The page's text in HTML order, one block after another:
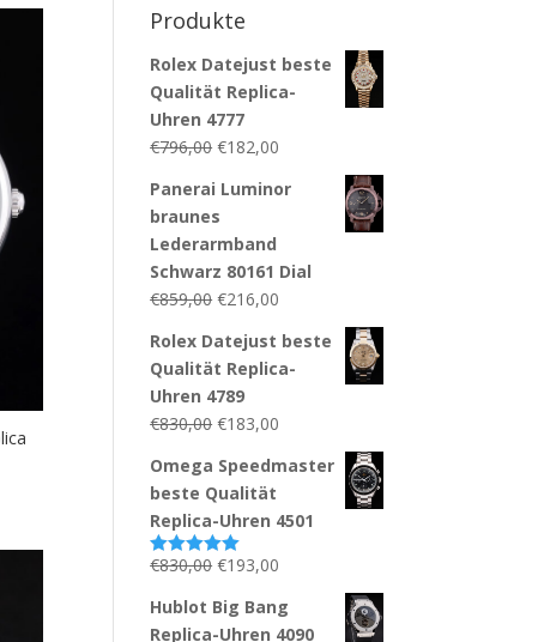
Produkte
Rolex Datejust beste
Qualität Replica-
Uhren 4777
€796,00 €182,00
Panerai Luminor
braunes
Lederarmband
Schwarz 80161 Dial
€859,00 €216,00
Rolex Datejust beste
Qualität Replica-
Uhren 4789
€830,00 €183,00
Omega Speedmaster
beste Qualität
Replica-Uhren 4501
Bewertet mit
€830,00 €193,00
Hublot Big Bang
Replica-Uhren 4090